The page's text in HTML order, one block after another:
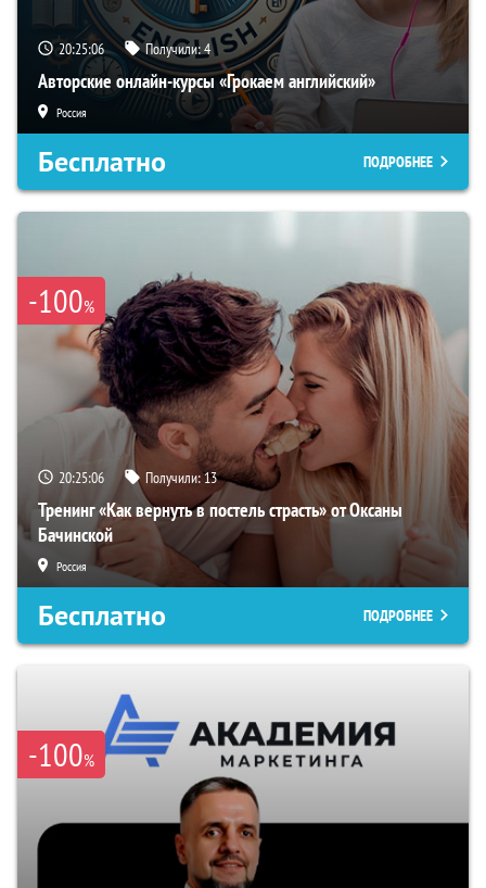
20:25:05 Получили:4
Авторские онлайн-курсы «Грокаем английский»
Россия
Бесплатно ПОДРОБНЕЕ
-100%
20:25:05 Получили:13
Тренинг «Как вернуть в постель страсть» от Оксаны
Бачинской
Россия
Бесплатно ПОДРОБНЕЕ
-100%